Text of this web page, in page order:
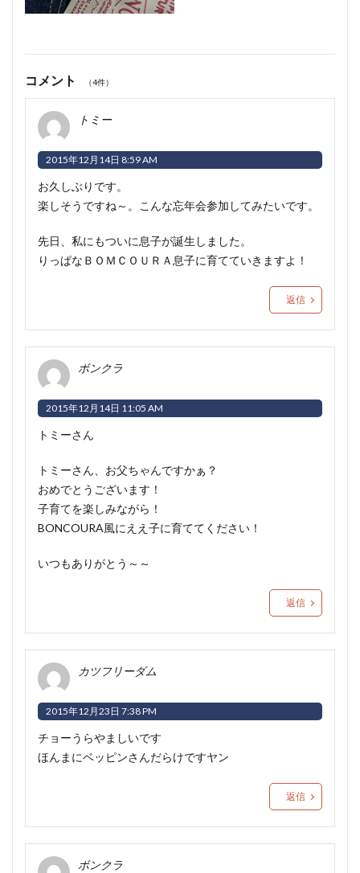
コメント （4件）
トミー
2015年12月14日 8:59 AM
お久しぶりです。
楽しそうですね～。こんな忘年会参加してみたいです。
先日、私にもついに息子が誕生しました。
りっぱなＢＯＭＣＯＵＲＡ息子に育てていきますよ！
返信
ボンクラ
2015年12月14日 11:05 AM
トミーさん
トミーさん、お父ちゃんですかぁ？
おめでとうございます！
子育てを楽しみながら！
BONCOURA風にええ子に育ててください！
いつもありがとう～～
返信
カツフリーダム
2015年12月23日 7:38 PM
チョーうらやましいです
ほんまにベッピンさんだらけですヤン
返信
ボンクラ